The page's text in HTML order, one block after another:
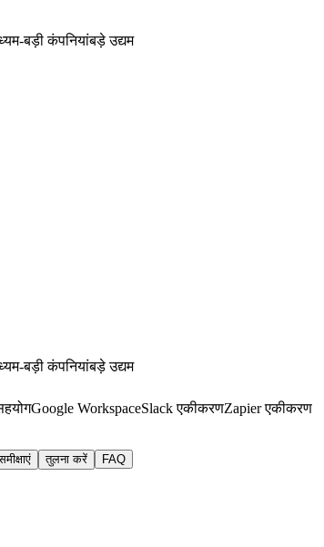
बड़ी कंपनियांबड़े उद्यम
बड़ी कंपनियांबड़े उद्यम
Google WorkspaceSlack एकीकरणZapier एकीकरण
तुलना करें FAQ